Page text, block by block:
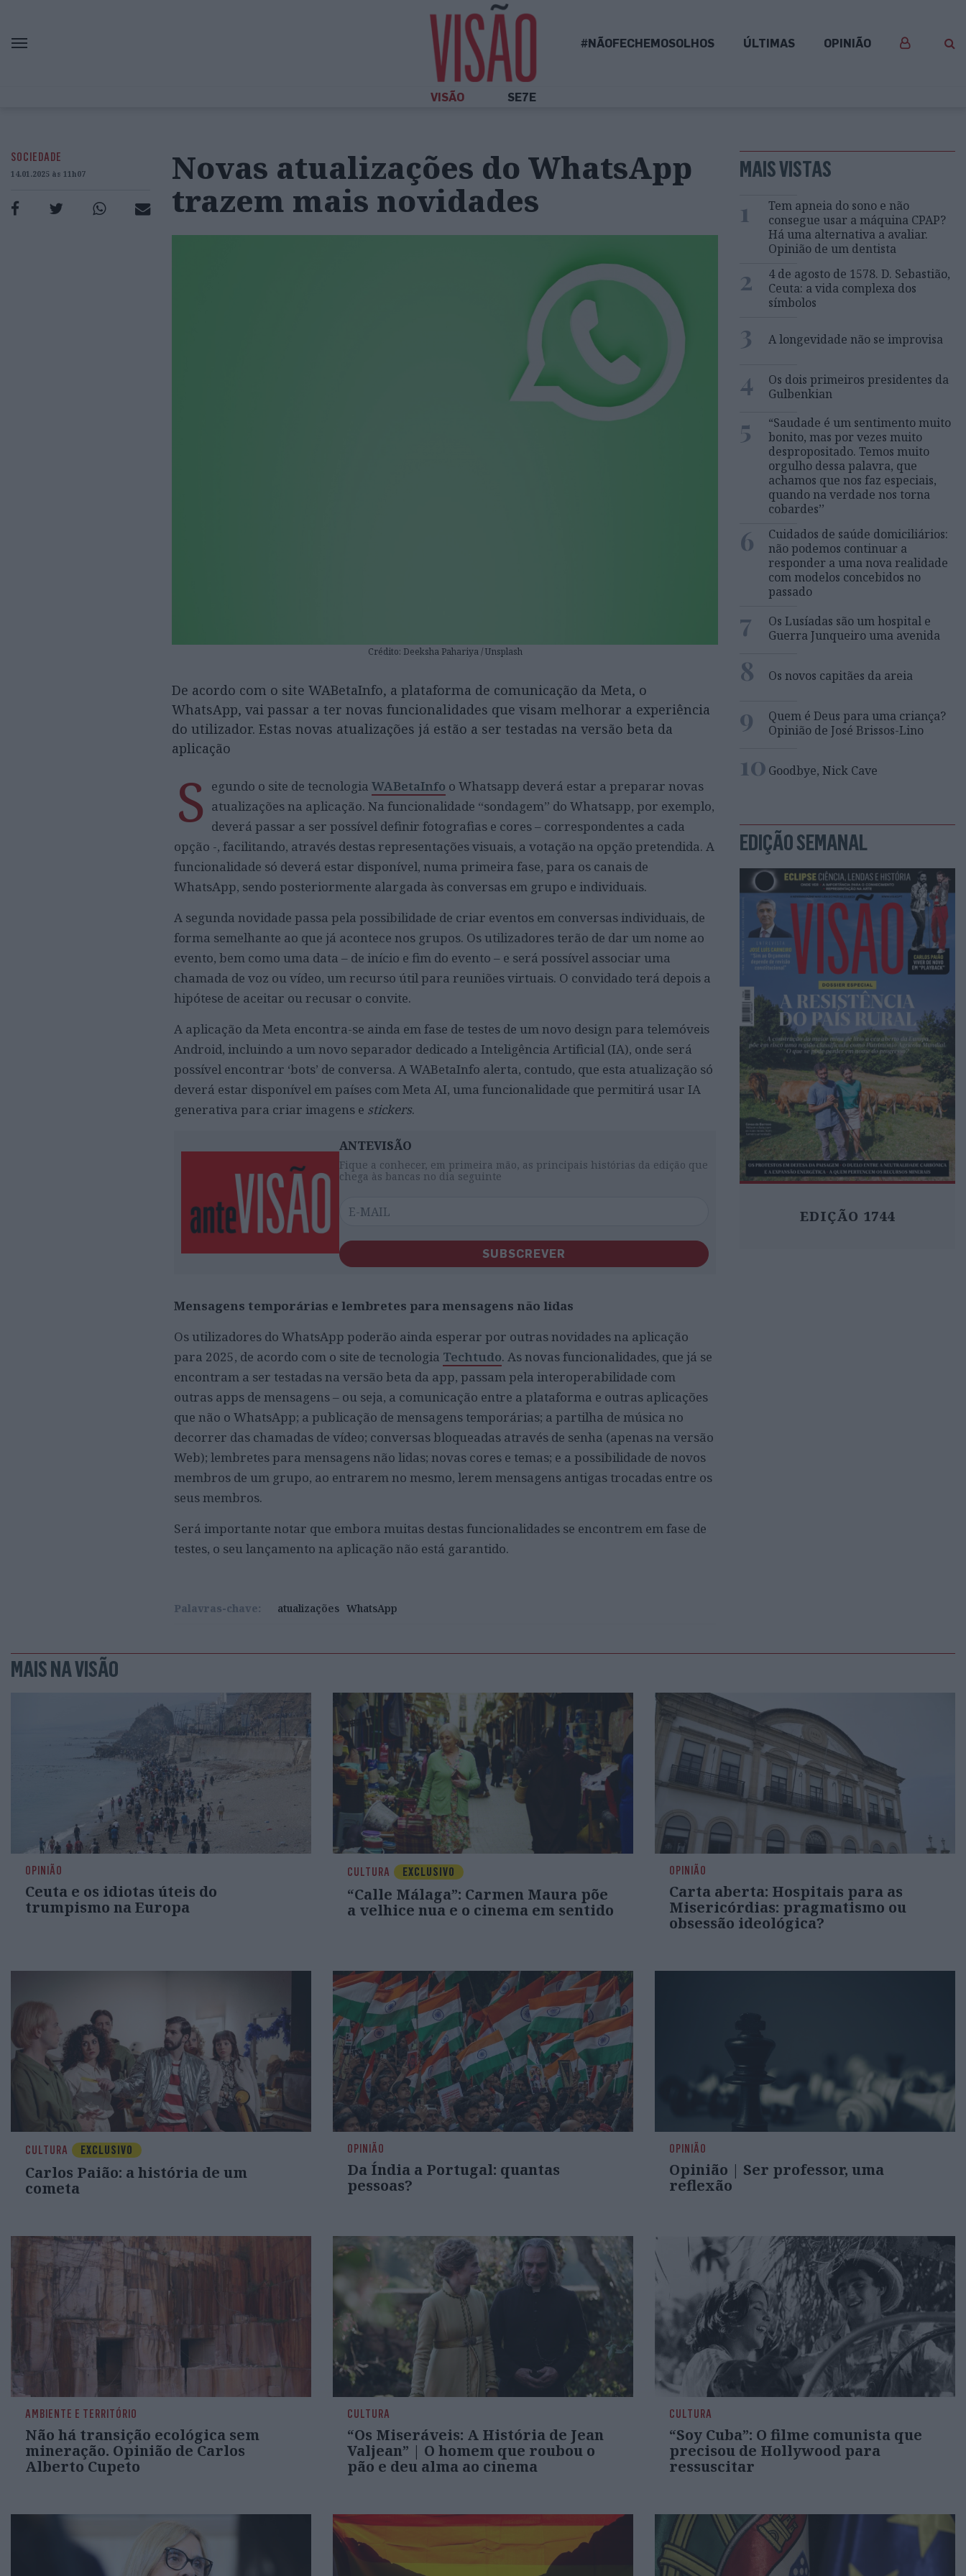
#NÃOFECHEMOSOLHOS ÚLTIMAS OPINIÃO
VISÃO SE7E
SOCIEDADE
14.01.2025 às 11h07
Novas atualizações do WhatsApp
trazem mais novidades
Crédito: Deeksha Pahariya / Unsplash
De acordo com o site WABetaInfo, a plataforma de comunicação da Meta, o
WhatsApp, vai passar a ter novas funcionalidades que visam melhorar a experiência
do utilizador. Estas novas atualizações já estão a ser testadas na versão beta da
aplicação
S egundo o site de tecnologia WABetaInfo o Whatsapp deverá estar a preparar novas
atualizações na aplicação. Na funcionalidade “sondagem” do Whatsapp, por exemplo,
deverá passar a ser possível definir fotografias e cores – correspondentes a cada
opção -, facilitando, através destas representações visuais, a votação na opção pretendida. A
funcionalidade só deverá estar disponível, numa primeira fase, para os canais de
WhatsApp, sendo posteriormente alargada às conversas em grupo e individuais.
A segunda novidade passa pela possibilidade de criar eventos em conversas individuais, de
forma semelhante ao que já acontece nos grupos. Os utilizadores terão de dar um nome ao
evento, bem como uma data – de início e fim do evento – e será possível associar uma
chamada de voz ou vídeo, um recurso útil para reuniões virtuais. O convidado terá depois a
hipótese de aceitar ou recusar o convite.
A aplicação da Meta encontra-se ainda em fase de testes de um novo design para telemóveis
Android, incluindo a um novo separador dedicado a Inteligência Artificial (IA), onde será
possível encontrar ‘bots’ de conversa. A WABetaInfo alerta, contudo, que esta atualização só
deverá estar disponível em países com Meta AI, uma funcionalidade que permitirá usar IA
generativa para criar imagens e stickers.
ANTEVISÃO
Fique a conhecer, em primeira mão, as principais histórias da edição que
chega às bancas no dia seguinte
SUBSCREVER
Mensagens temporárias e lembretes para mensagens não lidas
Os utilizadores do WhatsApp poderão ainda esperar por outras novidades na aplicação
para 2025, de acordo com o site de tecnologia Techtudo. As novas funcionalidades, que já se
encontram a ser testadas na versão beta da app, passam pela interoperabilidade com
outras apps de mensagens – ou seja, a comunicação entre a plataforma e outras aplicações
que não o WhatsApp; a publicação de mensagens temporárias; a partilha de música no
decorrer das chamadas de vídeo; conversas bloqueadas através de senha (apenas na versão
Web); lembretes para mensagens não lidas; novas cores e temas; e a possibilidade de novos
membros de um grupo, ao entrarem no mesmo, lerem mensagens antigas trocadas entre os
seus membros.
Será importante notar que embora muitas destas funcionalidades se encontrem em fase de
testes, o seu lançamento na aplicação não está garantido.
Palavras-chave: atualizações WhatsApp
MAIS VISTAS
1
Tem apneia do sono e não
consegue usar a máquina CPAP?
Há uma alternativa a avaliar.
Opinião de um dentista
2
4 de agosto de 1578. D. Sebastião,
Ceuta: a vida complexa dos
símbolos
3 A longevidade não se improvisa
4
Os dois primeiros presidentes da
Gulbenkian
5
“Saudade é um sentimento muito
bonito, mas por vezes muito
despropositado. Temos muito
orgulho dessa palavra, que
achamos que nos faz especiais,
quando na verdade nos torna
cobardes’’
6
Cuidados de saúde domiciliários:
não podemos continuar a
responder a uma nova realidade
com modelos concebidos no
passado
7
Os Lusíadas são um hospital e
Guerra Junqueiro uma avenida
8 Os novos capitães da areia
9
Quem é Deus para uma criança?
Opinião de José Brissos-Lino
10 Goodbye, Nick Cave
EDIÇÃO SEMANAL
EDIÇÃO 1744
MAIS NA VISÃO
OPINIÃO
Ceuta e os idiotas úteis do
trumpismo na Europa
CULTURA EXCLUSIVO
“Calle Málaga”: Carmen Maura põe
a velhice nua e o cinema em sentido
OPINIÃO
Carta aberta: Hospitais para as
Misericórdias: pragmatismo ou
obsessão ideológica?
CULTURA EXCLUSIVO
Carlos Paião: a história de um
cometa
OPINIÃO
Da Índia a Portugal: quantas
pessoas?
OPINIÃO
Opinião | Ser professor, uma
reflexão
AMBIENTE E TERRITÓRIO
Não há transição ecológica sem
mineração. Opinião de Carlos
Alberto Cupeto
CULTURA
“Os Miseráveis: A História de Jean
Valjean” | O homem que roubou o
pão e deu alma ao cinema
CULTURA
“Soy Cuba”: O filme comunista que
precisou de Hollywood para
ressuscitar